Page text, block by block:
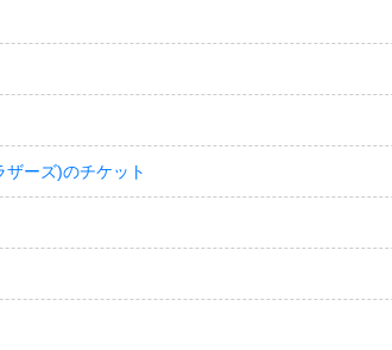
ーズ)のチケット